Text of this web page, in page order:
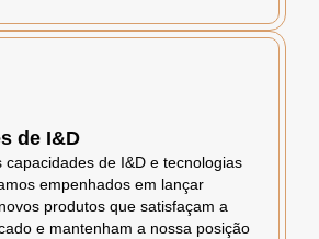
de I&D
capacidades de I&D e tecnologias
empenhados em lançar
produtos que satisfaçam a
e mantenham a nossa posição